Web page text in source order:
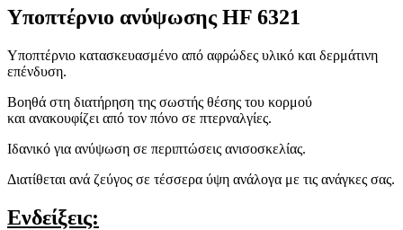
Υποπτέρνιο ανύψωσης HF 6321
Υποπτέρνιo κατασκευασμένο από αφρώδες υλικό και δερμάτινη
επένδυση.
Βοηθά στη διατήρηση της σωστής θέσης του κορμού
και ανακουφίζει από τον πόνο σε πτερναλγίες.
Ιδανικό για ανύψωση σε περιπτώσεις ανισοσκελίας.
Διατίθεται ανά ζεύγος σε τέσσερα ύψη ανάλογα με τις ανάγκες σας.
Ενδείξεις: